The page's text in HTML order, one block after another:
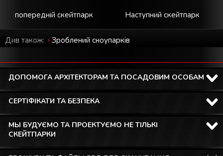
Наступний скейтпарк
попередній скейтпарк
Див також: Зроблений cноупарків
ДОПОМОГА АРХІТЕКТОРАМ ТА ПОСАДОВИМ ОСОБАМ
СЕРТІФІКАТИ ТА БЕЗПЕКА
МЫ БУДУЄМО ТА ПРОЕКТУЄМО НЕ ТІЛЬКІ
СКЕЙТПАРКИ